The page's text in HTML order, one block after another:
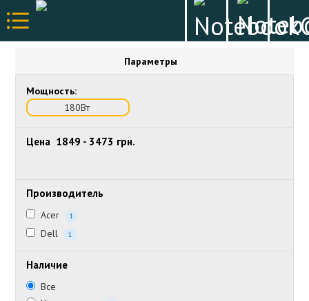
Параметры
Мощность:
180Вт
Цена 1849 - 3473 грн.
Производитель
Acer 1
Dell 1
Наличие
Все